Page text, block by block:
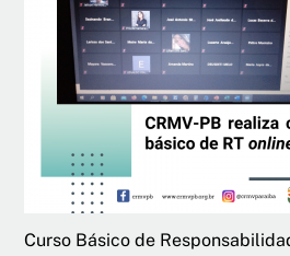
Curso Básico de